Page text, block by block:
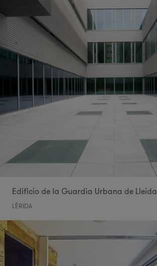
Edificio de la Guardia Urbana de Lleida
LÉRIDA